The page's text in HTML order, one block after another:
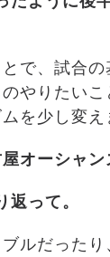
で、試合
やりたい
を少し変え
オーシャン
って。
ルだった